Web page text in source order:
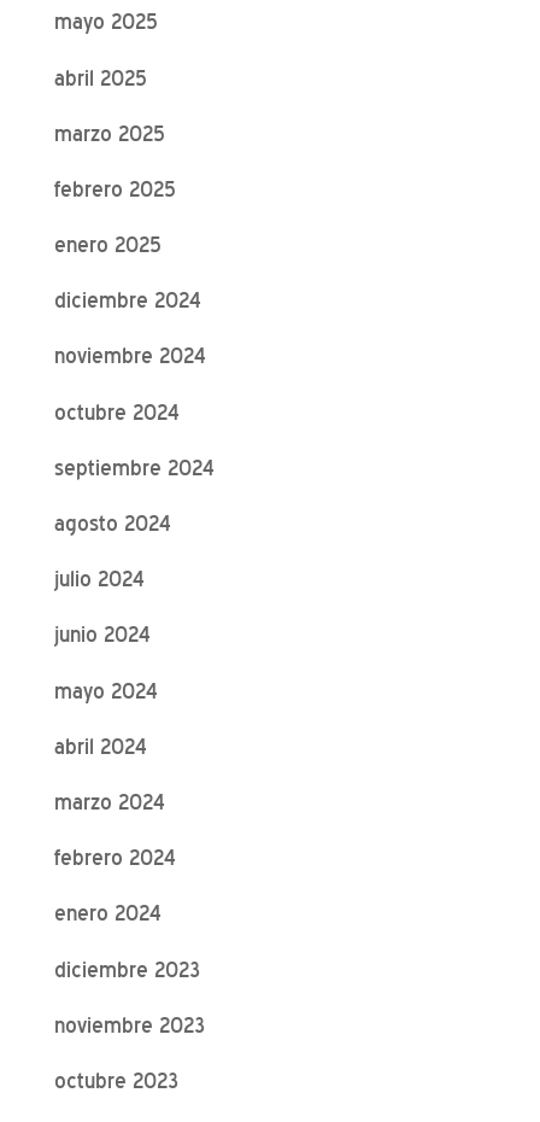
mayo 2025
abril 2025
marzo 2025
febrero 2025
enero 2025
diciembre 2024
noviembre 2024
octubre 2024
septiembre 2024
agosto 2024
julio 2024
junio 2024
mayo 2024
abril 2024
marzo 2024
febrero 2024
enero 2024
diciembre 2023
noviembre 2023
octubre 2023